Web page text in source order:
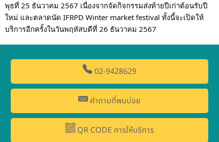
พุธที่ 25 ธันวาคม 2567 เนื่องจากจัดกิจกรรมส่งท้ายปีเก่าต้อนรับปี
ใหม่ และตลาดนัด IFRPD Winter market festival ทั้งนี้จะเปิดให้
บริการอีกครั้งในวันพฤหัสบดีที่ 26 ธันวาคม 2567
02-9428629
คำถามที่พบบ่อย
QR CODE การให้บริการ